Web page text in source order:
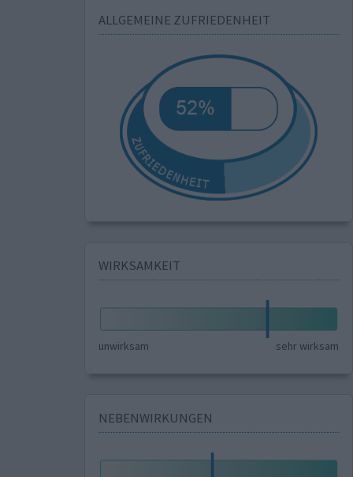
ALLGEMEINE ZUFRIEDENHEIT
WIRKSAMKEIT
unwirksam sehr wirksam
NEBENWIRKUNGEN